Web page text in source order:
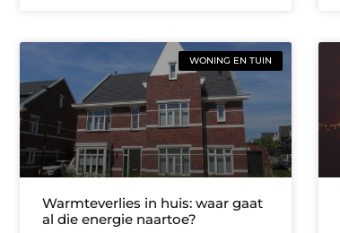
WONING EN TUIN
Warmteverlies in huis: waar gaat
al die energie naartoe?